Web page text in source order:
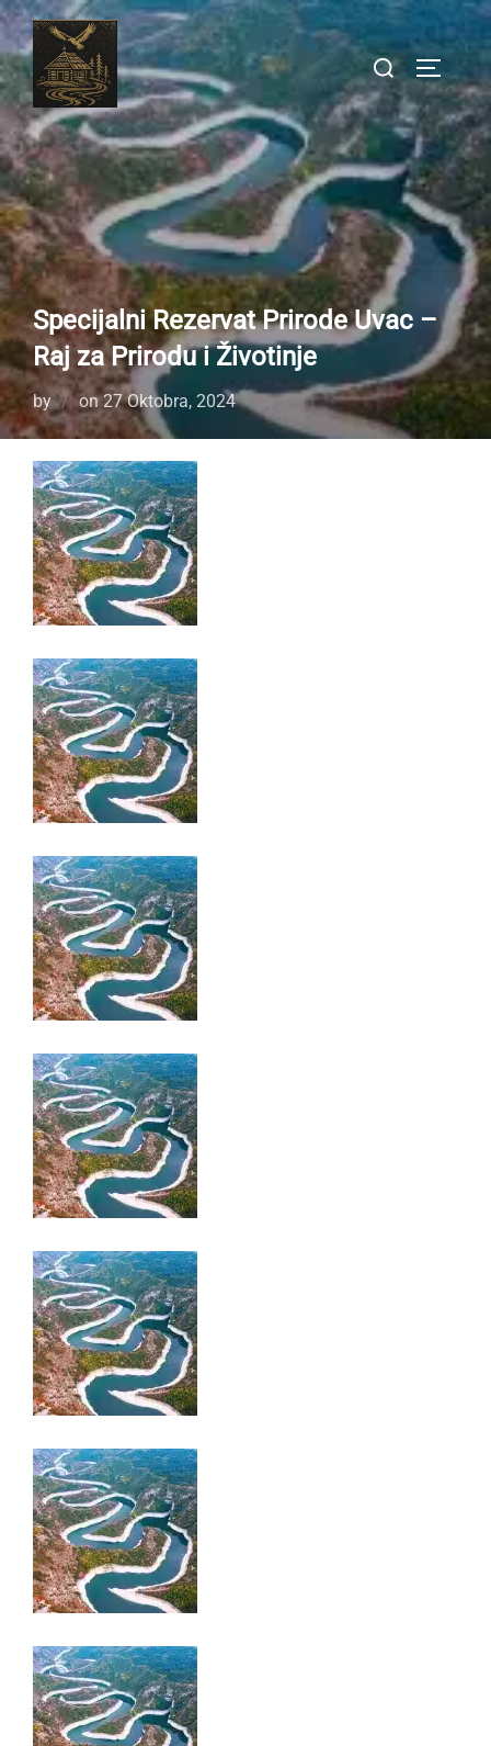
Skip
to
content
Search
for:
Specijalni Rezervat Prirode Uvac –
Raj za Prirodu i Životinje
by onPosted
on
27 Oktobra, 2024